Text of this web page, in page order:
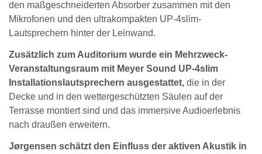
den maßgeschneiderten Absorber zusammen mit den
Mikrofonen und den ultrakompakten UP-4slim-
Lautsprechern hinter der Leinwand.
Zusätzlich zum Auditorium wurde ein Mehrzweck-
Veranstaltungsraum mit Meyer Sound UP-4slim
Installationslautsprechern ausgestattet, die in der
Decke und in den wettergeschützten Säulen auf der
Terrasse montiert sind und das immersive Audioerlebnis
nach draußen erweitern.
Jørgensen schätzt den Einfluss der aktiven Akustik in